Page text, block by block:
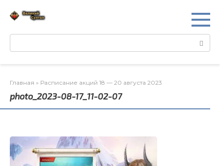
Поиск:
Главная » Расписание акций 18 — 20 августа 2023
photo_2023-08-17_11-02-07